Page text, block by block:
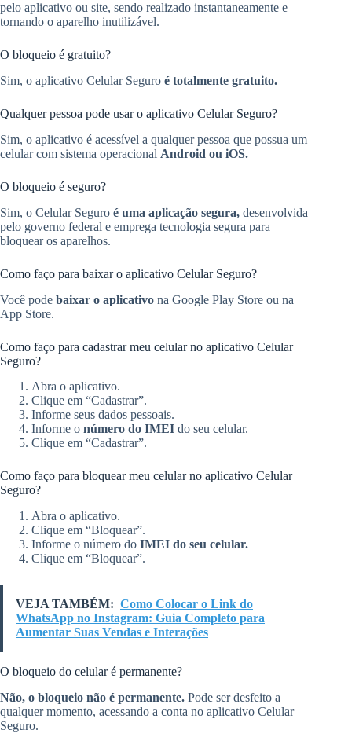
pelo aplicativo ou site, sendo realizado instantaneamente e
tornando o aparelho inutilizável.
O bloqueio é gratuito?
Sim, o aplicativo Celular Seguro é totalmente gratuito.
Qualquer pessoa pode usar o aplicativo Celular Seguro?
Sim, o aplicativo é acessível a qualquer pessoa que possua um
celular com sistema operacional Android ou iOS.
O bloqueio é seguro?
Sim, o Celular Seguro é uma aplicação segura, desenvolvida
pelo governo federal e emprega tecnologia segura para
bloquear os aparelhos.
Como faço para baixar o aplicativo Celular Seguro?
Você pode baixar o aplicativo na Google Play Store ou na
App Store.
Como faço para cadastrar meu celular no aplicativo Celular
Seguro?
Abra o aplicativo.
Clique em “Cadastrar”.
Informe seus dados pessoais.
Informe o número do IMEI do seu celular.
Clique em “Cadastrar”.
Como faço para bloquear meu celular no aplicativo Celular
Seguro?
Abra o aplicativo.
Clique em “Bloquear”.
Informe o número do IMEI do seu celular.
Clique em “Bloquear”.
VEJA TAMBÉM: Como Colocar o Link do
WhatsApp no Instagram: Guia Completo para
Aumentar Suas Vendas e Interações
O bloqueio do celular é permanente?
Não, o bloqueio não é permanente. Pode ser desfeito a
qualquer momento, acessando a conta no aplicativo Celular
Seguro.